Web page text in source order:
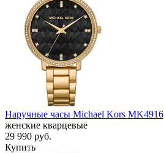
Наручные часы Michael Kors MK4916
женские кварцевые
29 990 руб.
Купить